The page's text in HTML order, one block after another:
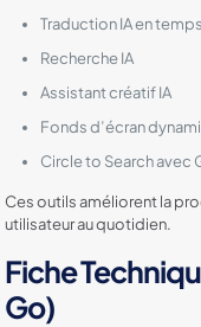
Traduction IA en
Recherche IA
Assistant créatif IA
Fonds d’écran
Circle to Search avec
Ces outils améliorent la
utilisateur au quotidien.
Fiche
Go)